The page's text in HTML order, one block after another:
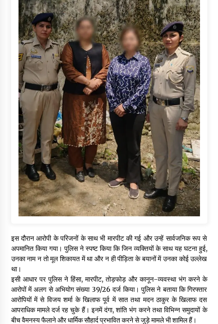
इस दौरान आरोपी के परिजनों के साथ भी मारपीट की गई और उन्हें सार्वजनिक रूप से
अपमानित किया गया। पुलिस ने स्पष्ट किया कि जिन व्यक्तियों के साथ यह घटना हुई,
उनका नाम न तो मूल शिकायत में था और न ही पीड़िता के बयानों में उनका कोई उल्लेख
था।
इसी आधार पर पुलिस ने हिंसा, मारपीट, तोड़फोड़ और कानून-व्यवस्था भंग करने के
आरोपों में अलग से अभियोग संख्या 39/26 दर्ज किया। पुलिस ने बताया कि गिरफ्तार
आरोपियों में से विजय शर्मा के खिलाफ पूर्व में सात तथा मदन ठाकुर के खिलाफ दस
आपराधिक मामले दर्ज रह चुके हैं। इनमें दंगा, शांति भंग करने तथा विभिन्न समुदायों के
बीच वैमनस्य फैलाने और धार्मिक सौहार्द प्रभावित करने से जुड़े मामले भी शामिल हैं।